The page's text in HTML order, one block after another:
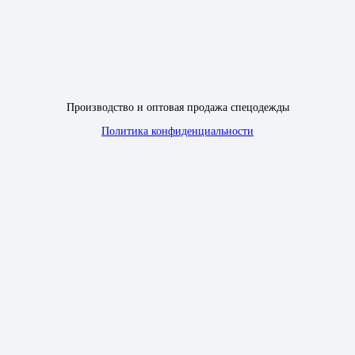
Производство и оптовая продажа спецодежды
Политика конфиденциальности